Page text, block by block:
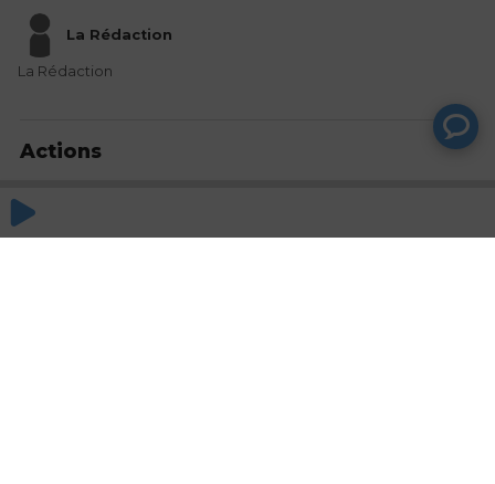
La Rédaction
La Rédaction
Actions